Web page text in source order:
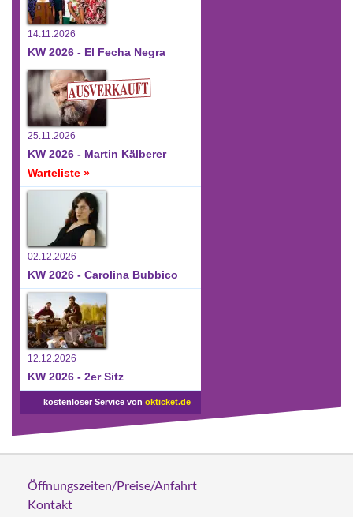
14.11.2026
KW 2026 - El Fecha Negra
25.11.2026
KW 2026 - Martin Kälberer
Warteliste »
02.12.2026
KW 2026 - Carolina Bubbico
12.12.2026
KW 2026 - 2er Sitz
kostenloser Service von okticket.de
Öffnungszeiten/Preise/Anfahrt
Kontakt